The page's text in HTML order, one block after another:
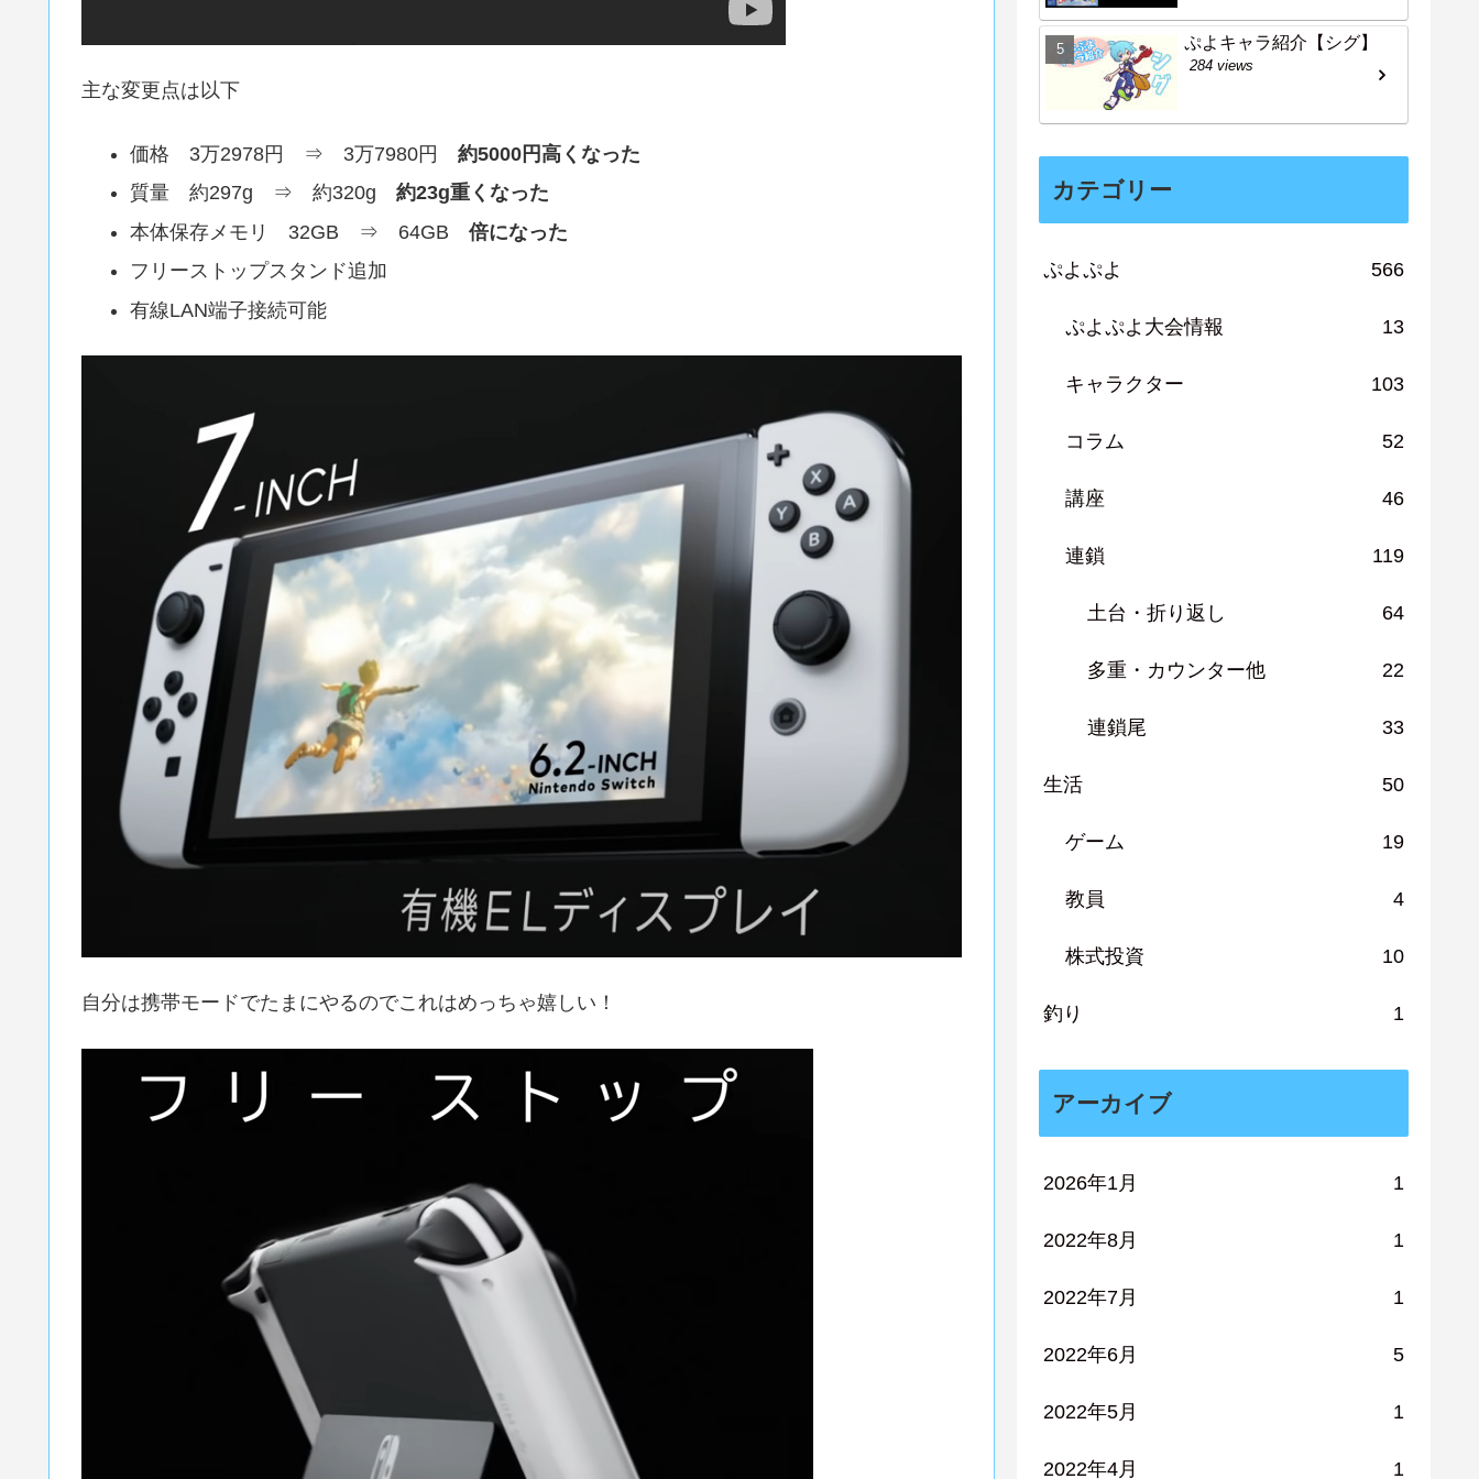
主な変更点は以下
価格 3万2978円 ⇒ 3万7980円 約5000円高くなった
質量 約297g ⇒ 約320g 約23g重くなった
本体保存メモリ 32GB ⇒ 64GB 倍になった
フリーストップスタンド追加
有線LAN端子接続可能
自分は携帯モードでたまにやるのでこれはめっちゃ嬉しい！
ぷよキャラ紹介【シグ】
284 views
カテゴリー
ぷよぷよ 566
ぷよぷよ大会情報 13
キャラクター 103
コラム 52
講座 46
連鎖 119
土台・折り返し 64
多重・カウンター他 22
連鎖尾 33
生活 50
ゲーム 19
教員 4
株式投資 10
釣り 1
アーカイブ
2026年1月 1
2022年8月 1
2022年7月 1
2022年6月 5
2022年5月 1
2022年4月 1